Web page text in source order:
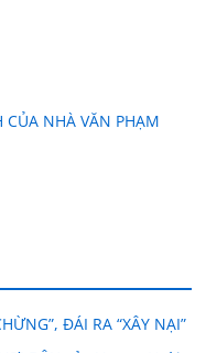
CỦA NHÀ VĂN PHẠM
ĐÁI RA “XÂY NẠI”